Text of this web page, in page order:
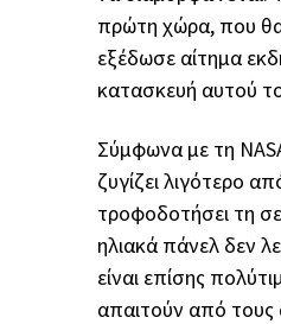
πρώτη χώρα, που θα
εξέδωσε αίτημα
κατασκευή αυτού
Σύμφωνα με τη
ζυγίζει λιγότερο
τροφοδοτήσει τη
ηλιακά πάνελ δεν
είναι επίσης
απαιτούν από τους